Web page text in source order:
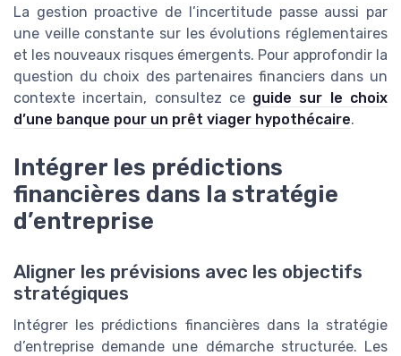
La gestion proactive de l’incertitude passe aussi par
une veille constante sur les évolutions réglementaires
et les nouveaux risques émergents. Pour approfondir la
question du choix des partenaires financiers dans un
contexte incertain, consultez ce guide sur le choix
d’une banque pour un prêt viager hypothécaire.
Intégrer les prédictions
financières dans la stratégie
d’entreprise
Aligner les prévisions avec les objectifs
stratégiques
Intégrer les prédictions financières dans la stratégie
d’entreprise demande une démarche structurée. Les